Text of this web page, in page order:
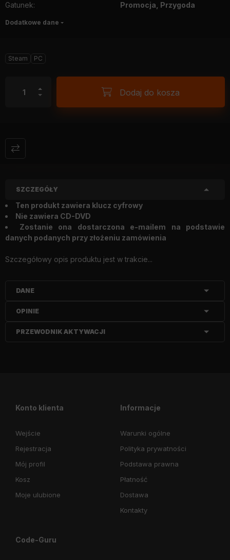
Gatunek: Promocja, Przygoda
Dodatkowe dane
Steam PC
Dodaj do kosza
SZCZEGÓŁY
Ten produkt zawiera klucz cyfrowy
Nie zawiera CD-DVD
Zostanie ona dostarczona e-mailem na podstawie
danych podanych przy złożeniu zamówienia
Szczegółowy opis produktu jest w trakcie...
DANE
OPINIE
PRZEWODNIK AKTYWACJI
Konto klienta
Wejście
Rejestracja
Mój profil
Kosz
Moje ulubione
Informacje
Warunki ogólne
Polityka prywatności
Podstawa prawna
Płatność
Dostawa
Kontakty
Code-Guru